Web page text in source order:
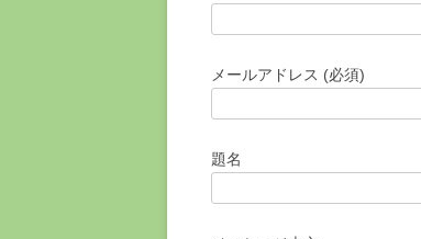
メールアドレス (必須)
題名